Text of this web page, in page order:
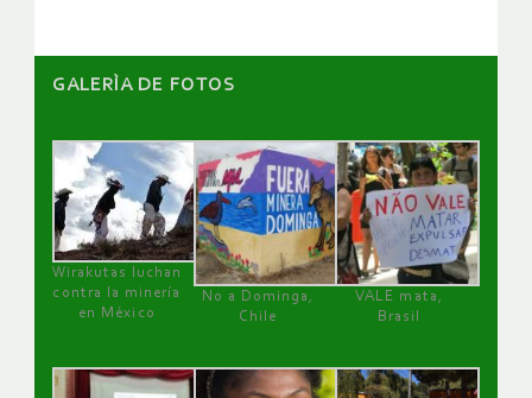
GALERÌA DE FOTOS
Wirakutas luchan
contra la minería
en México
No a Dominga,
Chile
VALE mata,
Brasil